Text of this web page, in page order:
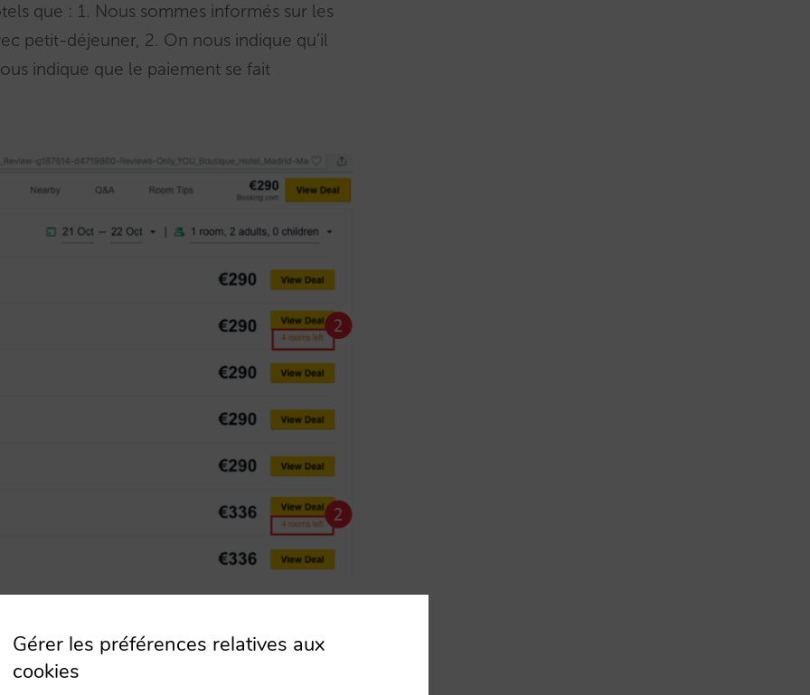
que : 1. Nous sommes informés sur les
petit-déjeuner, 2. On nous indique qu’il
indique que le paiement se fait
impôts et taxes
le tarif détaillé au niveau des taxes
Gérer les préférences relatives aux
cookies